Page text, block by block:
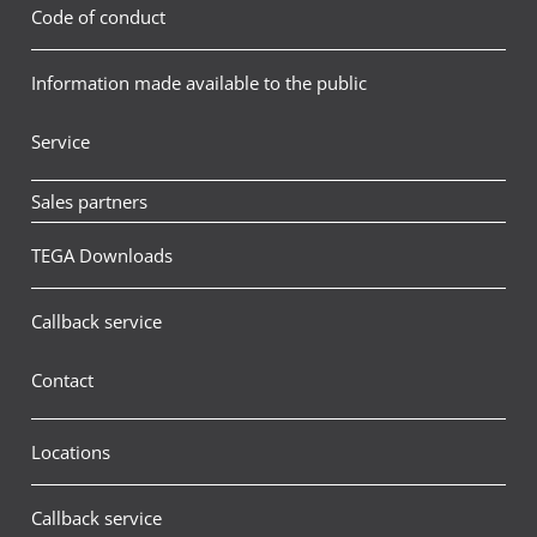
Code of conduct
Information made available to the public
Service
Sales partners
TEGA Downloads
Callback service
Contact
Locations
Callback service